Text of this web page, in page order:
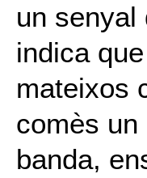
un senyal
indica
mateixos
comès un
banda,